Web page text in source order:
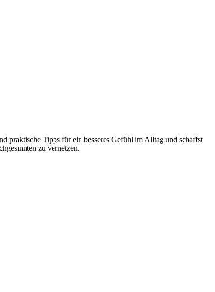
praktische Tipps für ein besseres Gefühl im Alltag und schaffst
zu vernetzen.